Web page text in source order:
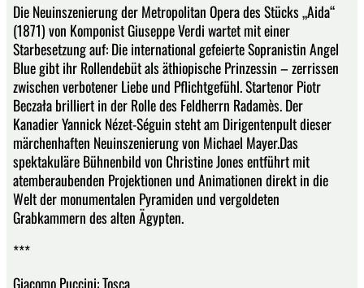
Die Neuinszenierung der Metropolitan Opera des Stücks „Aida“
(1871) von Komponist Giuseppe Verdi wartet mit einer
Starbesetzung auf: Die international gefeierte Sopranistin Angel
Blue gibt ihr Rollendebüt als äthiopische Prinzessin – zerrissen
zwischen verbotener Liebe und Pflichtgefühl. Startenor Piotr
Beczała brilliert in der Rolle des Feldherrn Radamès. Der
Kanadier Yannick Nézet-Séguin steht am Dirigentenpult dieser
märchenhaften Neuinszenierung von Michael Mayer.Das
spektakuläre Bühnenbild von Christine Jones entführt mit
atemberaubenden Projektionen und Animationen direkt in die
Welt der monumentalen Pyramiden und vergoldeten
Grabkammern des alten Ägypten.
***
Giacomo Puccini: Tosca